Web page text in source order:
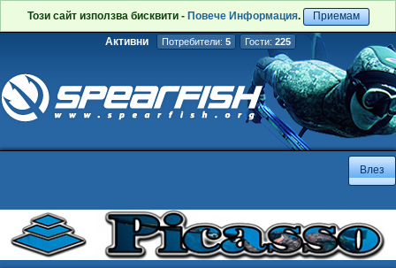
Този сайт използва бисквити - Повече Информация. Приемам
Активни Потребители: 5 Гости: 225